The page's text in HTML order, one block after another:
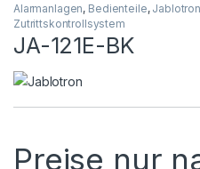
Alarmanlagen, Bedienteile, Jablotron
Zutrittskontrollsystem
JA-121E-BK
Preise nur